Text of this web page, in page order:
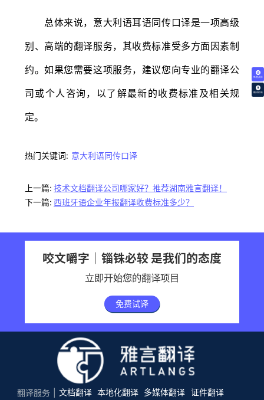
免费试译
翻译价格
总体来说，意大利语耳语同传口译是一项高级
别、高端的翻译服务，其收费标准受多方面因素制
约。如果您需要这项服务，建议您向专业的翻译公
司或个人咨询，以了解最新的收费标准及相关规
定。
热门关键词: 意大利语同传口译
上一篇: 技术文档翻译公司哪家好？推荐湖南雅言翻译！
下一篇: 西班牙语企业年报翻译收费标准多少？
咬文嚼字｜锱铢必较 是我们的态度
立即开始您的翻译项目
免费试译
翻译服务 文档翻译 本地化翻译 多媒体翻译 证件翻译